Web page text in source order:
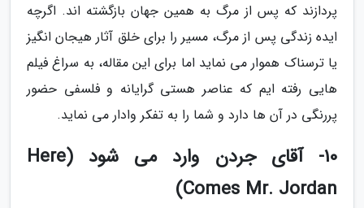
پردازند که پس از مرگ به همین جهان بازگشته اند. اگرچه
ایده زندگی پس از مرگ، مسیر را برای خلق آثار هیجان انگیز
یا ترسناک هموار می نماید اما برای این مقاله، به سراغ فیلم
هایی رفته ایم که عناصر هستی گرایانه و فلسفی حضور
پررنگی در آن ها دارد و شما را به تفکر وادار می نماید.
10- آقای جردن وارد می شود (Here
Comes Mr. Jordan)